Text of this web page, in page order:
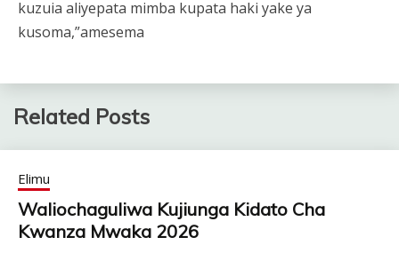
kuzuia aliyepata mimba kupata haki yake ya
kusoma,”amesema
Related Posts
Elimu
Waliochaguliwa Kujiunga Kidato Cha
Kwanza Mwaka 2026